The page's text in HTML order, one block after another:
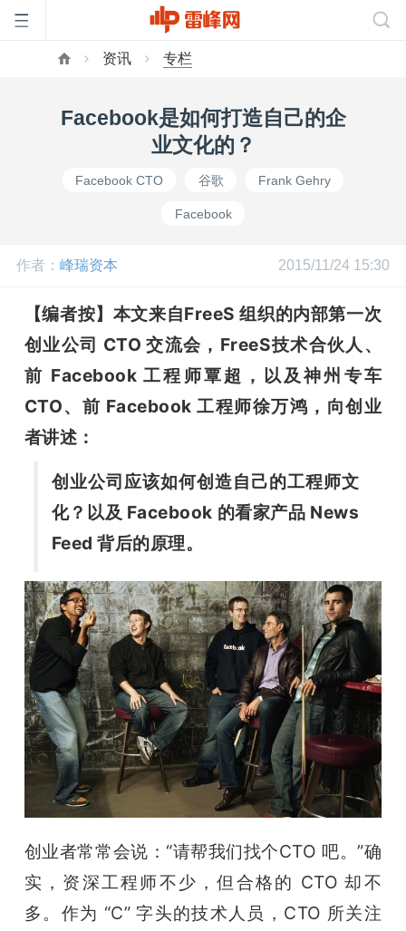
公
开
活
中
GAIR
专
题
资讯 专栏
Facebook是如何打造自己的企
业文化的？
Facebook CTO 谷歌 Frank Gehry
Facebook
作者： 峰瑞资本 2015/11/24 15:30
【编者按】本文来自FreeS 组织的内部第一次
创业公司 CTO 交流会， FreeS技术合伙人、
前 Facebook 工程师覃超，以及神州专车
CTO、前 Facebook 工程师徐万鸿，向创业
者讲述：
创业公司应该如何创造自己的工程师文
化？以及 Facebook 的看家产品 News
Feed 背后的原理。
创业者常常会说：“请帮我们找个CTO 吧。”确
实，资深工程师不少，但合格的 CTO 却不
多。作为 “C” 字头的技术人员，CTO 所关注